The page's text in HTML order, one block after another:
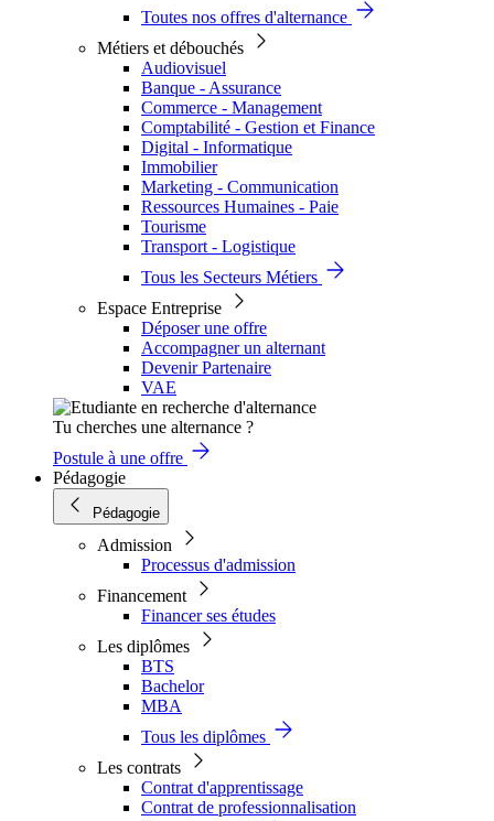
Toutes nos offres d'alternance
Métiers et débouchés
Audiovisuel
Banque - Assurance
Commerce - Management
Comptabilité - Gestion et Finance
Digital - Informatique
Immobilier
Marketing - Communication
Ressources Humaines - Paie
Tourisme
Transport - Logistique
Tous les Secteurs Métiers
Espace Entreprise
Déposer une offre
Accompagner un alternant
Devenir Partenaire
VAE
Tu cherches une alternance ?
Postule à une offre
Pédagogie
Pédagogie
Admission
Processus d'admission
Financement
Financer ses études
Les diplômes
BTS
Bachelor
MBA
Tous les diplômes
Les contrats
Contrat d'apprentissage
Contrat de professionnalisation